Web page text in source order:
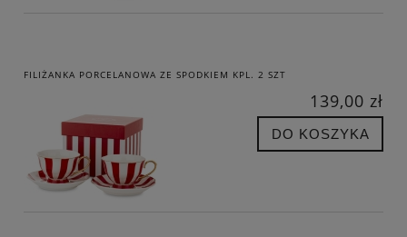
FILIŻANKA PORCELANOWA ZE SPODKIEM KPL. 2 SZT
139,00 zł
DO KOSZYKA